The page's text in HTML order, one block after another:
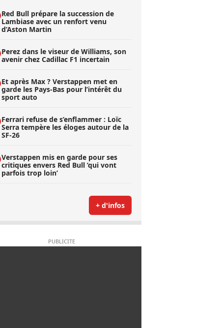
Red Bull prépare la succession de
Lambiase avec un renfort venu
d’Aston Martin
Perez dans le viseur de Williams, son
avenir chez Cadillac F1 incertain
Et après Max ? Verstappen met en
garde les Pays-Bas pour l’intérêt du
sport auto
Ferrari refuse de s’enflammer : Loïc
Serra tempère les éloges autour de la
SF-26
Verstappen mis en garde pour ses
critiques envers Red Bull ’qui vont
parfois trop loin’
+ d'infos